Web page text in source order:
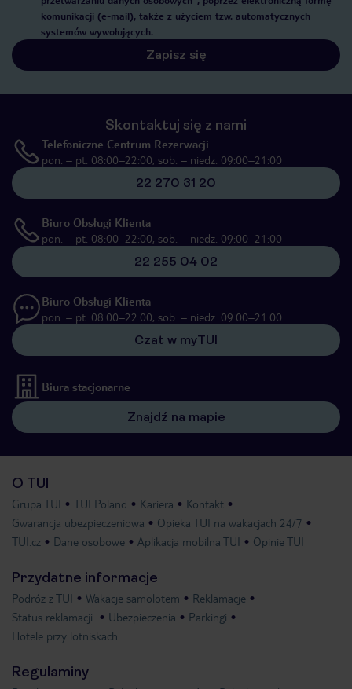
komunikacji (e-mail), także z użyciem tzw. automatycznych
systemów wywołujących.
Zapisz się
Skontaktuj się z nami
Telefoniczne Centrum Rezerwacji
pon. – pt. 08:00–22:00, sob. – niedz. 09:00–21:00
22 270 31 20
Biuro Obsługi Klienta
pon. – pt. 08:00–22:00, sob. – niedz. 09:00–21:00
22 255 04 02
Biuro Obsługi Klienta
pon. – pt. 08:00–22:00, sob. – niedz. 09:00–21:00
Czat w myTUI
Biura stacjonarne
Znajdź na mapie
O TUI
Grupa TUI TUI Poland Kariera
Kontakt
Gwarancja ubezpieczeniowa
Opieka TUI na wakacjach 24/7
TUI.cz
Dane osobowe Aplikacja mobilna TUI Opinie TUI
Przydatne informacje
Podróż z TUI Wakacje samolotem
Reklamacje
Status reklamacji
Ubezpieczenia
Parkingi
Hotele przy lotniskach
Regulaminy